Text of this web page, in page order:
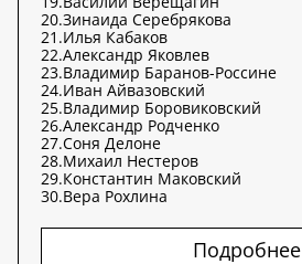
20.Зинаида Серебрякова
21.Илья Кабаков
22.Александр Яковлев
23.Владимир Баранов-Россине
24.Иван Айвазовский
25.Владимир Боровиковский
26.Александр Родченко
27.Соня Делоне
28.Михаил Нестеров
29.Константин Маковский
30.Вера Рохлина
Подробнее